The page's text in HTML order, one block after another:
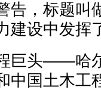
告，标题叫
建设中发挥
巨头——哈
中国土木